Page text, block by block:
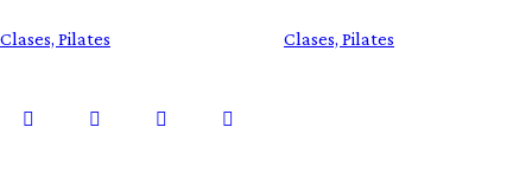
Clases, Pilates Clases, Pilates